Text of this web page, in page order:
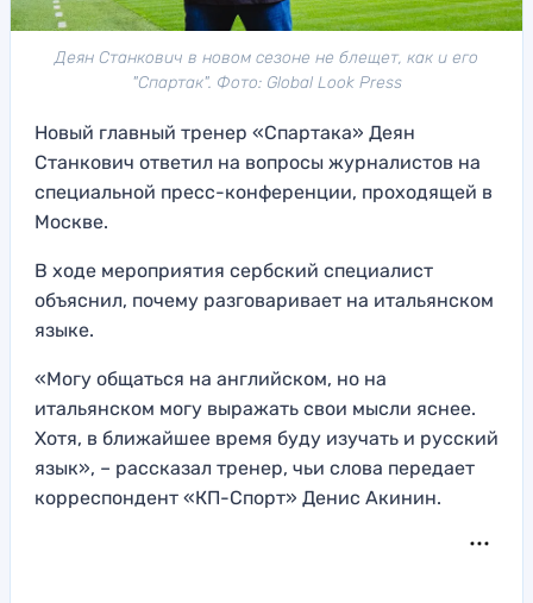
Деян Станкович в новом сезоне не блещет, как и его
"Спартак". Фото: Global Look Press
Новый главный тренер «Спартака» Деян
Станкович ответил на вопросы журналистов на
специальной пресс-конференции, проходящей в
Москве.
В ходе мероприятия сербский специалист
объяснил, почему разговаривает на итальянском
языке.
«Могу общаться на английском, но на
итальянском могу выражать свои мысли яснее.
Хотя, в ближайшее время буду изучать и русский
язык», – рассказал тренер, чьи слова передает
корреспондент «КП-Спорт» Денис Акинин.